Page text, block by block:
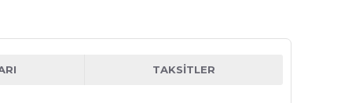
TAKSITLER